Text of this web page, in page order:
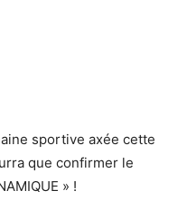
sportive axée cette
que confirmer le
» !